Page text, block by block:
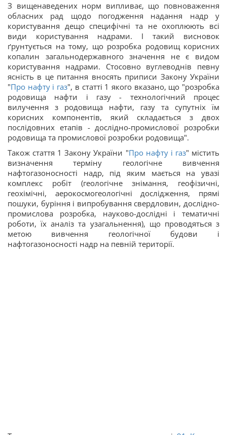
З вищенаведених норм випливає, що повноваження
обласних рад щодо погодження надання надр у
користування дещо специфічні та не охоплюють всі
види користування надрами. І такий висновок
ґрунтується на тому, що розробка родовищ корисних
копалин загальнодержавного значення не є видом
користування надрами. Стосовно вуглеводнів певну
ясність в це питання вносять приписи Закону України
"Про нафту і газ", в статті 1 якого вказано, що "розробка
родовища нафти і газу - технологічний процес
вилучення з родовища нафти, газу та супутніх їм
корисних компонентів, який складається з двох
послідовних етапів - дослідно-промислової розробки
родовища та промислової розробки родовища".
Також стаття 1 Закону України "Про нафту і газ" містить
визначення терміну геологічне вивчення
нафтогазоносності надр, під яким мається на увазі
комплекс робіт (геологічне знімання, геофізичні,
геохімічні, аерокосмогеологічні дослідження, прямі
пошуки, буріння і випробування свердловин, дослідно-
промислова розробка, науково-дослідні і тематичні
роботи, їх аналіз та узагальнення), що проводяться з
метою вивчення геологічної будови і
нафтогазоносності надр на певній території.